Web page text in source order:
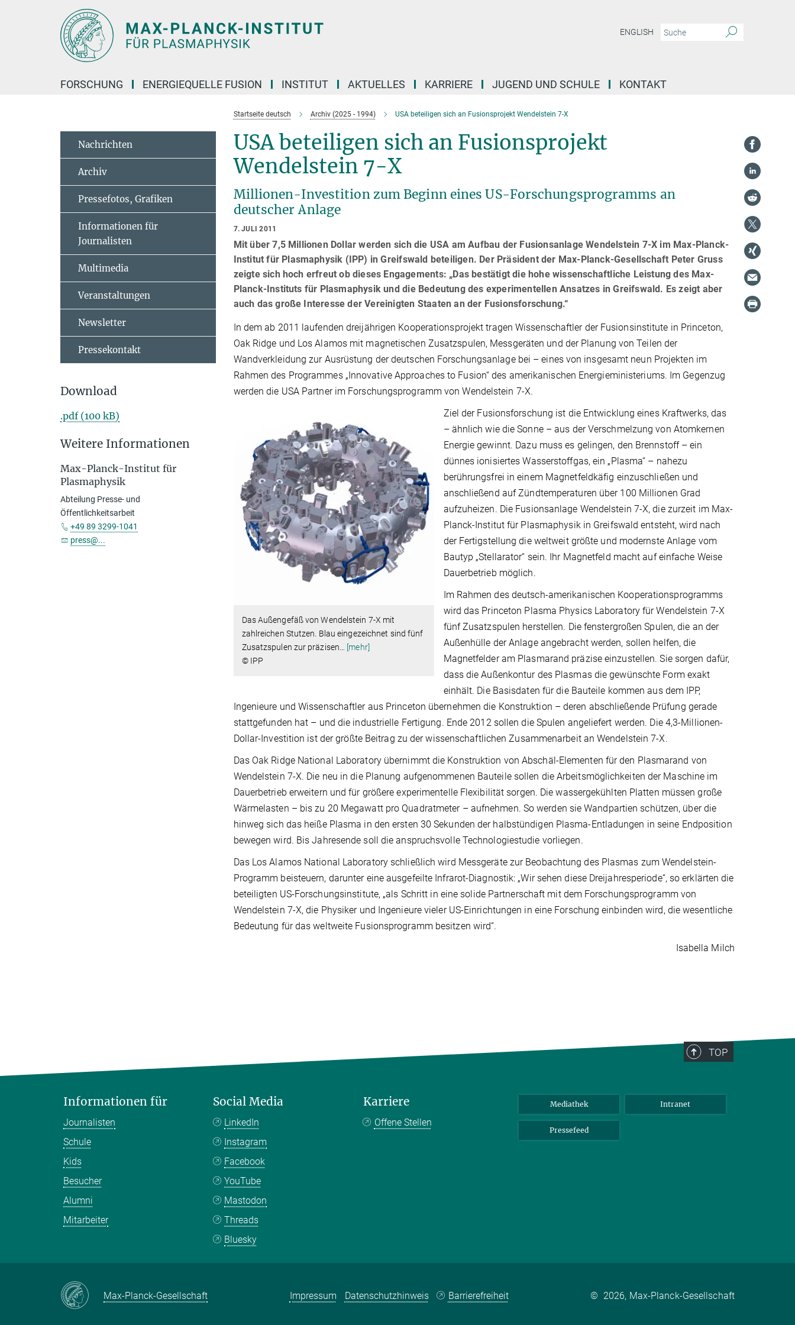
ENGLISH
FORSCHUNG ENERGIEQUELLE FUSION INSTITUT AKTUELLES KARRIERE JUGEND UND SCHULE KONTAKT
Startseite deutsch Archiv (2025 - 1994) USA beteiligen sich an Fusionsprojekt Wendelstein 7-X
USA beteiligen sich an Fusionsprojekt
Wendelstein 7-X
Millionen-Investition zum Beginn eines US-Forschungsprogramms an
deutscher Anlage
7. JULI 2011
Mit über 7,5 Millionen Dollar werden sich die USA am Aufbau der Fusionsanlage Wendelstein 7-X im Max-Planck-
Institut für Plasmaphysik (IPP) in Greifswald beteiligen. Der Präsident der Max-Planck-Gesellschaft Peter Gruss
zeigte sich hoch erfreut ob dieses Engagements: „Das bestätigt die hohe wissenschaftliche Leistung des Max-
Planck-Instituts für Plasmaphysik und die Bedeutung des experimentellen Ansatzes in Greifswald. Es zeigt aber
auch das große Interesse der Vereinigten Staaten an der Fusionsforschung.“
In dem ab 2011 laufenden dreijährigen Kooperationsprojekt tragen Wissenschaftler der Fusionsinstitute in Princeton,
Oak Ridge und Los Alamos mit magnetischen Zusatzspulen, Messgeräten und der Planung von Teilen der
Wandverkleidung zur Ausrüstung der deutschen Forschungsanlage bei – eines von insgesamt neun Projekten im
Rahmen des Programmes „Innovative Approaches to Fusion“ des amerikanischen Energieministeriums. Im Gegenzug
werden die USA Partner im Forschungsprogramm von Wendelstein 7-X.
Das Außengefäß von Wendelstein 7-X mit
zahlreichen Stutzen. Blau eingezeichnet sind fünf
Zusatzspulen zur präzisen
[mehr]
© IPP
Ziel der Fusionsforschung ist die Entwicklung eines Kraftwerks, das
– ähnlich wie die Sonne – aus der Verschmelzung von Atomkernen
Energie gewinnt. Dazu muss es gelingen, den Brennstoff – ein
dünnes ionisiertes Wasserstoffgas, ein „Plasma“ – nahezu
berührungsfrei in einem Magnetfeldkäfig einzuschließen und
anschließend auf Zündtemperaturen über 100 Millionen Grad
aufzuheizen. Die Fusionsanlage Wendelstein 7-X, die zurzeit im Max-
Planck-Institut für Plasmaphysik in Greifswald entsteht, wird nach
der Fertigstellung die weltweit größte und modernste Anlage vom
Bautyp „Stellarator“ sein. Ihr Magnetfeld macht auf einfache Weise
Dauerbetrieb möglich.
Im Rahmen des deutsch-amerikanischen Kooperationsprogramms
wird das Princeton Plasma Physics Laboratory für Wendelstein 7-X
fünf Zusatzspulen herstellen. Die fenstergroßen Spulen, die an der
Außenhülle der Anlage angebracht werden, sollen helfen, die
Magnetfelder am Plasmarand präzise einzustellen. Sie sorgen dafür,
dass die Außenkontur des Plasmas die gewünschte Form exakt
einhält. Die Basisdaten für die Bauteile kommen aus dem IPP,
Ingenieure und Wissenschaftler aus Princeton übernehmen die Konstruktion – deren abschließende Prüfung gerade
stattgefunden hat – und die industrielle Fertigung. Ende 2012 sollen die Spulen angeliefert werden. Die 4,3-Millionen-
Dollar-Investition ist der größte Beitrag zu der wissenschaftlichen Zusammenarbeit an Wendelstein 7-X.
Das Oak Ridge National Laboratory übernimmt die Konstruktion von Abschäl-Elementen für den Plasmarand von
Wendelstein 7-X. Die neu in die Planung aufgenommenen Bauteile sollen die Arbeitsmöglichkeiten der Maschine im
Dauerbetrieb erweitern und für größere experimentelle Flexibilität sorgen. Die wassergekühlten Platten müssen große
Wärmelasten – bis zu 20 Megawatt pro Quadratmeter – aufnehmen. So werden sie Wandpartien schützen, über die
hinweg sich das heiße Plasma in den ersten 30 Sekunden der halbstündigen Plasma-Entladungen in seine Endposition
bewegen wird. Bis Jahresende soll die anspruchsvolle Technologiestudie vorliegen.
Das Los Alamos National Laboratory schließlich wird Messgeräte zur Beobachtung des Plasmas zum Wendelstein-
Programm beisteuern, darunter eine ausgefeilte Infrarot-Diagnostik: „Wir sehen diese Dreijahresperiode“, so erklärten die
beteiligten US-Forschungsinstitute, „als Schritt in eine solide Partnerschaft mit dem Forschungsprogramm von
Wendelstein 7-X, die Physiker und Ingenieure vieler US-Einrichtungen in eine Forschung einbinden wird, die wesentliche
Bedeutung für das weltweite Fusionsprogramm besitzen wird“.
Isabella Milch
Nachrichten
Archiv
Pressefotos, Grafiken
Informationen für
Journalisten
Multimedia
Veranstaltungen
Newsletter
Pressekontakt
Download
.pdf (100 kB)
Weitere Informationen
Max-Planck-Institut für
Plasmaphysik
Abteilung Presse- und
Öffentlichkeitsarbeit
+49 89 3299-1041
press@...
TOP
Informationen für
Journalisten
Schule
Kids
Besucher
Alumni
Mitarbeiter
Social Media
LinkedIn
Instagram
Facebook
YouTube
Mastodon
Threads
Bluesky
Karriere
Offene Stellen
Mediathek Intranet
Pressefeed
Max-Planck-Gesellschaft Impressum Datenschutzhinweis Barrierefreiheit © 2026, Max-Planck-Gesellschaft